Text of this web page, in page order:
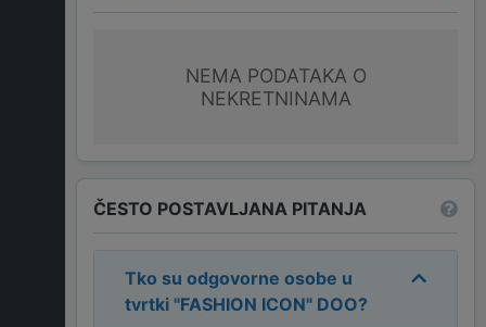
NEMA PODATAKA O
NEKRETNINAMA
ČESTO POSTAVLJANA PITANJA
Tko su odgovorne osobe u
tvrtki "FASHION ICON" DOO?